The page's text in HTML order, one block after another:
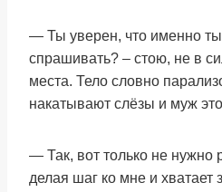
— Ты уверен, что именно
спрашивать? – стою, не в
места. Тело словно
накатывают слёзы и муж это
— Так, вот только не нужно
делая шаг ко мне и